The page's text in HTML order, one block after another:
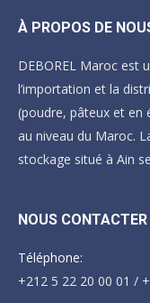
À PROPOS DE
DEBOREL Maroc est
l’importation et la
(poudre, pâteux et en
au niveau du Maroc.
stockage situé à Ain
NOUS CONTACTER
Téléphone:
+212 5 22 20 00 01 /